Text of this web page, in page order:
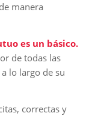
manera
es un básico.
de todas las
lo largo de su
correctas y